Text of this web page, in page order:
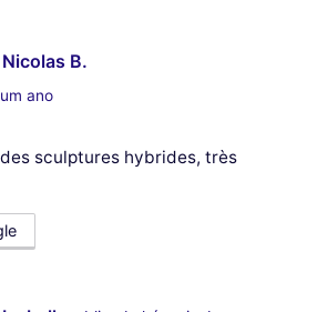
Nicolas B.
ano
sculptures hybrides, très